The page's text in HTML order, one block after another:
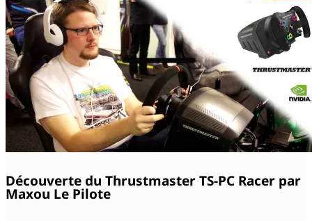
Découverte du Thrustmaster TS-PC Racer par
Maxou Le Pilote